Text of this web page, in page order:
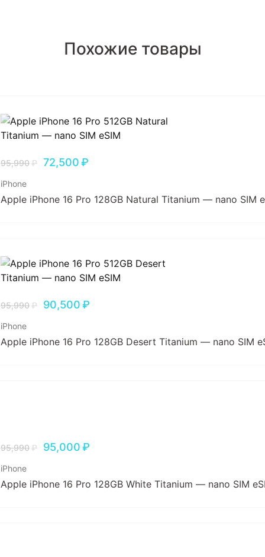
Похожие товары
95,990₽ 72,500₽
iPhone
Apple iPhone 16 Pro 128GB Natural Titanium — nano SIM
95,990₽ 90,500₽
iPhone
Apple iPhone 16 Pro 128GB Desert Titanium — nano SIM
95,990₽ 95,000₽
iPhone
Apple iPhone 16 Pro 128GB White Titanium — nano SIM